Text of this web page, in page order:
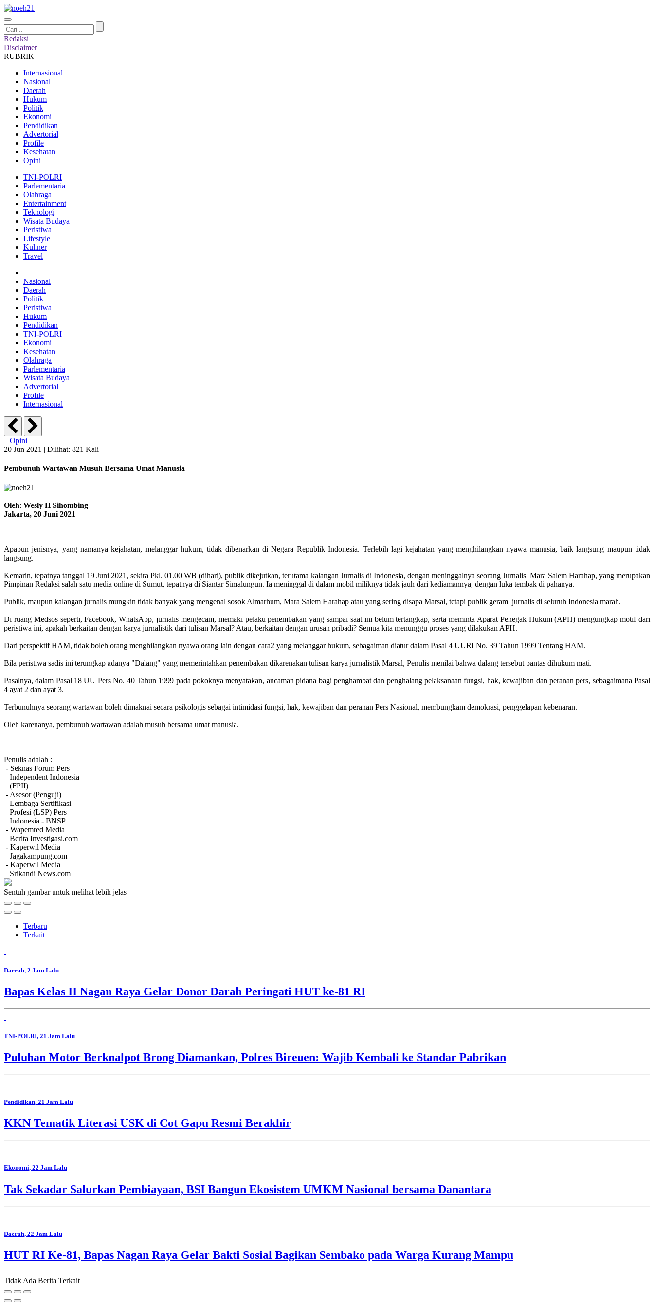
Redaksi
Disclaimer
RUBRIK
Internasional
Nasional
Daerah
Hukum
Politik
Ekonomi
Pendidikan
Advertorial
Profile
Kesehatan
Opini
TNI-POLRI
Parlementaria
Olahraga
Entertainment
Teknologi
Wisata Budaya
Peristiwa
Lifestyle
Kuliner
Travel
Nasional
Daerah
Politik
Peristiwa
Hukum
Pendidikan
TNI-POLRI
Ekonomi
Kesehatan
Olahraga
Parlementaria
Wisata Budaya
Advertorial
Profile
Internasional
Opini
20 Jun 2021 | Dilihat: 821 Kali
Pembunuh Wartawan Musuh Bersama Umat Manusia
Oleh: Wesly H Sihombing
Jakarta, 20 Juni 2021
Apapun jenisnya, yang namanya kejahatan, melanggar hukum, tidak dibenarkan di Negara Republik Indonesia. Terlebih lagi kejahatan yang menghilangkan nyawa manusia, baik langsung maupun tidak
langsung.
Kemarin, tepatnya tanggal 19 Juni 2021, sekira Pkl. 01.00 WB (dihari), publik dikejutkan, terutama kalangan Jurnalis di Indonesia, dengan meninggalnya seorang Jurnalis, Mara Salem Harahap, yang merupakan
Pimpinan Redaksi salah satu media online di Sumut, tepatnya di Siantar Simalungun. Ia meninggal di dalam mobil miliknya tidak jauh dari kediamannya, dengan luka tembak di pahanya.
Publik, maupun kalangan jurnalis mungkin tidak banyak yang mengenal sosok Almarhum, Mara Salem Harahap atau yang sering disapa Marsal, tetapi publik geram, jurnalis di seluruh Indonesia marah.
Di ruang Medsos seperti, Facebook, WhatsApp, jurnalis mengecam, memaki pelaku penembakan yang sampai saat ini belum tertangkap, serta meminta Aparat Penegak Hukum (APH) mengungkap motif dari
peristiwa ini, apakah berkaitan dengan karya jurnalistik dari tulisan Marsal? Atau, berkaitan dengan urusan pribadi? Semua kita menunggu proses yang dilakukan APH.
Dari perspektif HAM, tidak boleh orang menghilangkan nyawa orang lain dengan cara2 yang melanggar hukum, sebagaiman diatur dalam Pasal 4 UURI No. 39 Tahun 1999 Tentang HAM.
Bila peristiwa sadis ini terungkap adanya "Dalang" yang memerintahkan penembakan dikarenakan tulisan karya jurnalistik Marsal, Penulis menilai bahwa dalang tersebut pantas dihukum mati.
Pasalnya, dalam Pasal 18 UU Pers No. 40 Tahun 1999 pada pokoknya menyatakan, ancaman pidana bagi penghambat dan penghalang pelaksanaan fungsi, hak, kewajiban dan peranan pers, sebagaimana Pasal
4 ayat 2 dan ayat 3.
Terbunuhnya seorang wartawan boleh dimaknai secara psikologis sebagai intimidasi fungsi, hak, kewajiban dan peranan Pers Nasional, membungkam demokrasi, penggelapan kebenaran.
Oleh karenanya, pembunuh wartawan adalah musuh bersama umat manusia.
Penulis adalah :
- Seknas Forum Pers
Independent Indonesia
(FPII)
- Asesor (Penguji)
Lembaga Sertifikasi
Profesi (LSP) Pers
Indonesia - BNSP
- Wapemred Media
Berita Investigasi.com
- Kaperwil Media
Jagakampung.com
- Kaperwil Media
Srikandi News.com
Sentuh gambar untuk melihat lebih jelas
Terbaru
Terkait
Daerah, 2 Jam Lalu
Bapas Kelas II Nagan Raya Gelar Donor Darah Peringati HUT ke-81 RI
TNI-POLRI, 21 Jam Lalu
Puluhan Motor Berknalpot Brong Diamankan, Polres Bireuen: Wajib Kembali ke Standar Pabrikan
Pendidikan, 21 Jam Lalu
KKN Tematik Literasi USK di Cot Gapu Resmi Berakhir
Ekonomi, 22 Jam Lalu
Tak Sekadar Salurkan Pembiayaan, BSI Bangun Ekosistem UMKM Nasional bersama Danantara
Daerah, 22 Jam Lalu
HUT RI Ke-81, Bapas Nagan Raya Gelar Bakti Sosial Bagikan Sembako pada Warga Kurang Mampu
Tidak Ada Berita Terkait